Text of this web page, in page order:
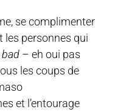
se complimenter
les personnes qui
bad – eh oui pas
les coups de
et l’entourage